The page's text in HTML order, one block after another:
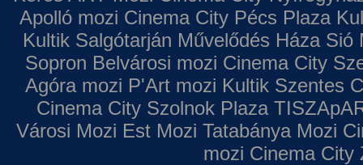
Apolló mozi Cinema City Pécs Plaza
Kultik Salgótarján Művelődés Háza Sió
Sopron Belvárosi mozi Cinema City
Agóra mozi P'Art mozi Kultik Szentes
Cinema City Szolnok Plaza
Városi Mozi Est Mozi Tatabánya Mozi
mozi Cinema City